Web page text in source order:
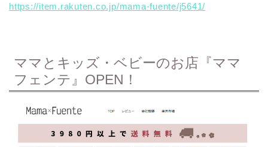
https://item.rakuten.co.jp/mama-fuente/j5641/
ママとキッズ・ベビーのお店『ママ
フェンテ』OPEN！